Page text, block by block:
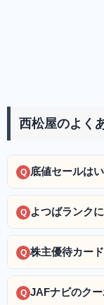
西松屋のよく
Q 底値セールは
Q よつばランク
Q 株主優待カー
Q JAFナビのク